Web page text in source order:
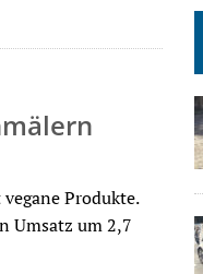
Produkte.
Umsatz um 2,7